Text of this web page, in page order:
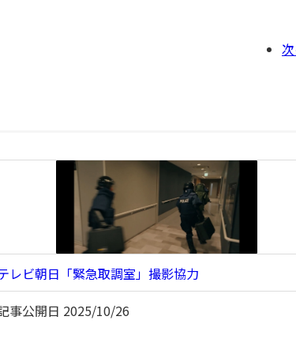
レビ朝日「緊急取調室」撮影協力
事公開日 2025/10/26